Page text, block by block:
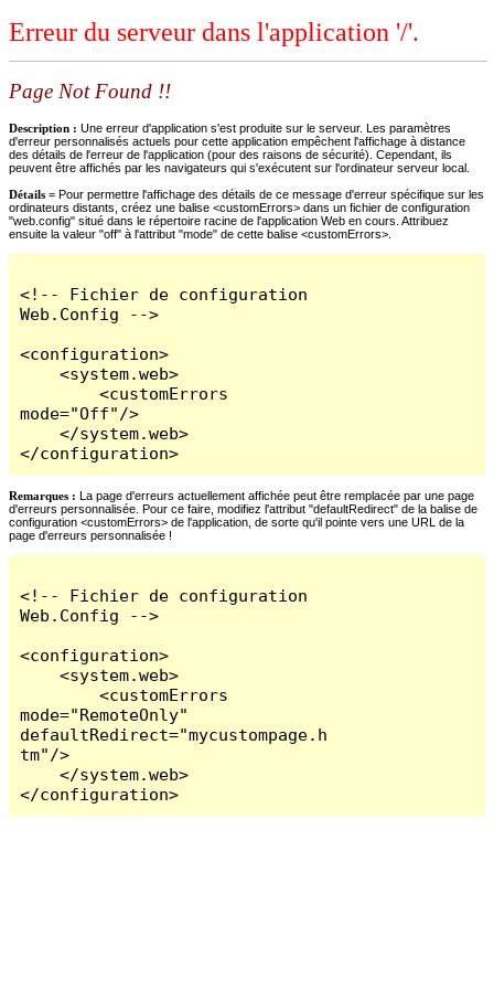
Erreur du serveur dans l'application '/'.
Page Not Found !!
Description : Une erreur d'application s'est produite sur le serveur. Les paramètres
d'erreur personnalisés actuels pour cette application empêchent l'affichage à distance
des détails de l'erreur de l'application (pour des raisons de sécurité). Cependant, ils
peuvent être affichés par les navigateurs qui s'exécutent sur l'ordinateur serveur local.
Détails = Pour permettre l'affichage des détails de ce message d'erreur spécifique sur les
ordinateurs distants, créez une balise <customErrors> dans un fichier de configuration
"web.config" situé dans le répertoire racine de l'application Web en cours. Attribuez
ensuite la valeur "off" à l'attribut "mode" de cette balise <customErrors>.
<!-- Fichier de configuration
Web.Config -->
<configuration>
    <system.web>
        <customErrors
mode="Off"/>
    </system.web>
</configuration>
Remarques : La page d'erreurs actuellement affichée peut être remplacée par une page
d'erreurs personnalisée. Pour ce faire, modifiez l'attribut "defaultRedirect" de la balise de
configuration <customErrors> de l'application, de sorte qu'il pointe vers une URL de la
page d'erreurs personnalisée !
<!-- Fichier de configuration
Web.Config -->
<configuration>
    <system.web>
        <customErrors
mode="RemoteOnly"
defaultRedirect="mycustompage.h
tm"/>
    </system.web>
</configuration>